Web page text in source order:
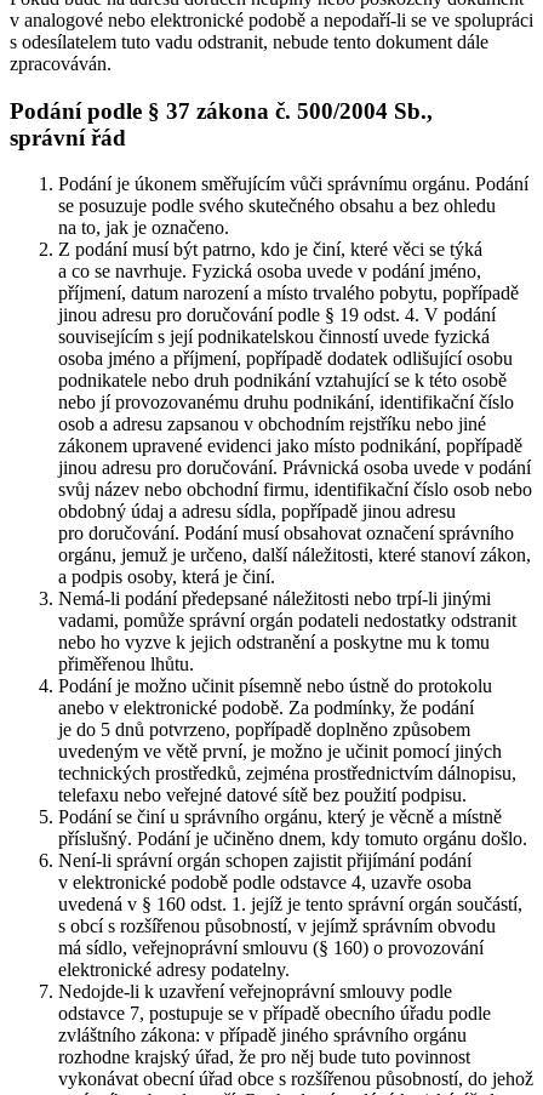
v analogové nebo elektronické podobě a nepodaří-li se ve spolupráci
s odesílatelem tuto vadu odstranit, nebude tento dokument dále
zpracováván.
Podání podle § 37 zákona č. 500/2004 Sb.,
správní řád
Podání je úkonem směřujícím vůči správnímu orgánu. Podání
se posuzuje podle svého skutečného obsahu a bez ohledu
na to, jak je označeno.
Z podání musí být patrno, kdo je činí, které věci se týká
a co se navrhuje. Fyzická osoba uvede v podání jméno,
příjmení, datum narození a místo trvalého pobytu, popřípadě
jinou adresu pro doručování podle § 19 odst. 4. V podání
souvisejícím s její podnikatelskou činností uvede fyzická
osoba jméno a příjmení, popřípadě dodatek odlišující osobu
podnikatele nebo druh podnikání vztahující se k této osobě
nebo jí provozovanému druhu podnikání, identifikační číslo
osob a adresu zapsanou v obchodním rejstříku nebo jiné
zákonem upravené evidenci jako místo podnikání, popřípadě
jinou adresu pro doručování. Právnická osoba uvede v podání
svůj název nebo obchodní firmu, identifikační číslo osob nebo
obdobný údaj a adresu sídla, popřípadě jinou adresu
pro doručování. Podání musí obsahovat označení správního
orgánu, jemuž je určeno, další náležitosti, které stanoví zákon,
a podpis osoby, která je činí.
Nemá-li podání předepsané náležitosti nebo trpí-li jinými
vadami, pomůže správní orgán podateli nedostatky odstranit
nebo ho vyzve k jejich odstranění a poskytne mu k tomu
přiměřenou lhůtu.
Podání je možno učinit písemně nebo ústně do protokolu
anebo v elektronické podobě. Za podmínky, že podání
je do 5 dnů potvrzeno, popřípadě doplněno způsobem
uvedeným ve větě první, je možno je učinit pomocí jiných
technických prostředků, zejména prostřednictvím dálnopisu,
telefaxu nebo veřejné datové sítě bez použití podpisu.
Podání se činí u správního orgánu, který je věcně a místně
příslušný. Podání je učiněno dnem, kdy tomuto orgánu došlo.
Není-li správní orgán schopen zajistit přijímání podání
v elektronické podobě podle odstavce 4, uzavře osoba
uvedená v § 160 odst. 1. jejíž je tento správní orgán součástí,
s obcí s rozšířenou působností, v jejímž správním obvodu
má sídlo, veřejnoprávní smlouvu (§ 160) o provozování
elektronické adresy podatelny.
Nedojde-li k uzavření veřejnoprávní smlouvy podle
odstavce 7, postupuje se v případě obecního úřadu podle
zvláštního zákona: v případě jiného správního orgánu
rozhodne krajský úřad, že pro něj bude tuto povinnost
vykonávat obecní úřad obce s rozšířenou působností, do jehož